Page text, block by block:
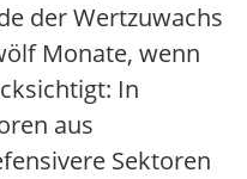
der Wertzuwachs
Monate, wenn
In
aus
Sektoren